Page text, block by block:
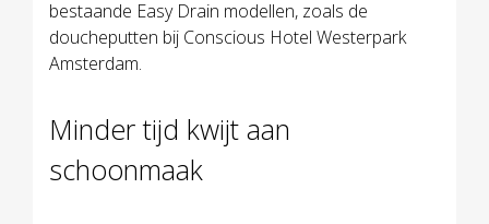
bestaande Easy Drain modellen, zoals de
doucheputten bij Conscious Hotel Westerpark
Amsterdam.
Minder tijd kwijt aan
schoonmaak